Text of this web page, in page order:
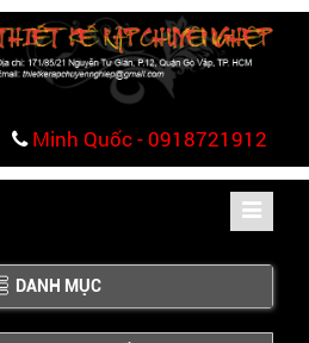
Minh Quốc - 0918721912
Toggle
DANH MỤC